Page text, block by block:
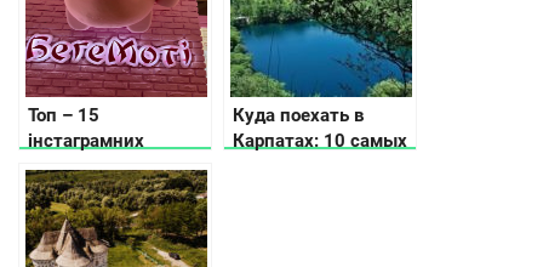
Топ – 15
інстаграмних
закладів Львова
Куда поехать в
Карпатах: 10 самых